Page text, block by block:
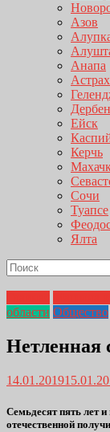
Азов
Анапа
Ейск
Керчь
Сочи
Туапсе
Ялта
области Общество
Нетленная
14.01.2019
Семьдесят пять лет
отечественной